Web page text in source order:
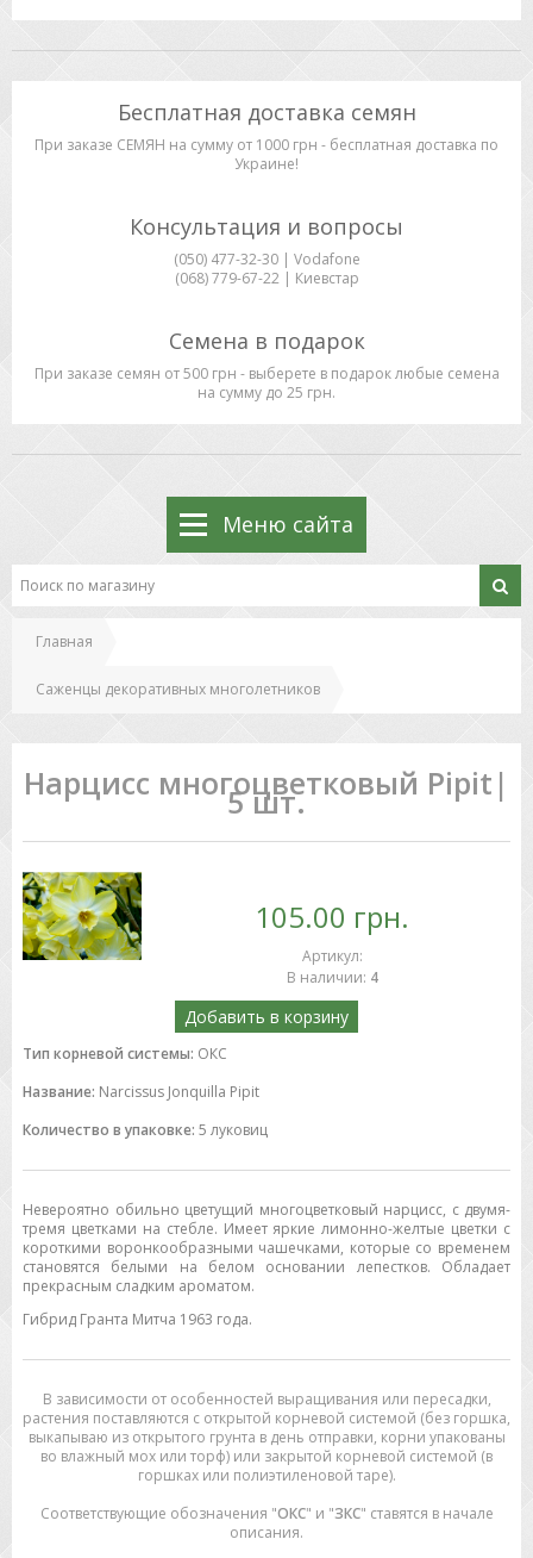
Бесплатная доставка семян
При заказе СЕМЯН на сумму от 1000 грн - бесплатная доставка по
Украине!
Консультация и вопросы
(050) 477-32-30 | Vodafone
(068) 779-67-22 | Киевстар
Семена в подарок
При заказе семян от 500 грн - выберете в подарок любые семена
на сумму до 25 грн.
Меню сайта
Главная
Саженцы декоративных многолетников
Нарцисс многоцветковый Pipit|
5 шт.
105.00 грн.
Артикул:
В наличии: 4
Добавить в корзину
Тип корневой системы: ОКС
Название: Narcissus Jonquilla Pipit
Количество в упаковке: 5 луковиц
Невероятно обильно цветущий многоцветковый нарцисс, с двумя-
тремя цветками на стебле. Имеет яркие лимонно-желтые цветки с
короткими воронкообразными чашечками, которые со временем
становятся белыми на белом основании лепестков. Обладает
прекрасным сладким ароматом.
Гибрид Гранта Митча 1963 года.
В зависимости от особенностей выращивания или пересадки,
растения поставляются с открытой корневой системой (без горшка,
выкапываю из открытого грунта в день отправки, корни упакованы
во влажный мох или торф) или закрытой корневой системой (в
горшках или полиэтиленовой таре).
Соответствующие обозначения "ОКС" и "ЗКС" ставятся в начале
описания.